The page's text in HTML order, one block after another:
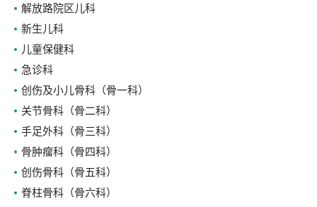
解放路院区儿科
新生儿科
儿童保健科
急诊科
创伤及小儿骨科（骨一科）
关节骨科（骨二科）
手足外科（骨三科）
骨肿瘤科（骨四科）
创伤骨科（骨五科）
脊柱骨科（骨六科）